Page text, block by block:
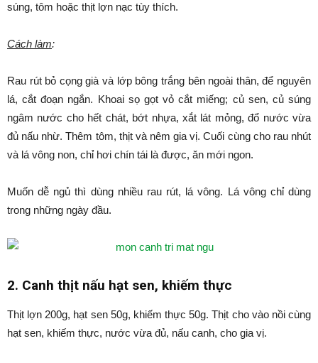
súng, tôm hoặc thịt lợn nạc tùy thích.
Cách làm:
Rau rút bỏ cọng già và lớp bông trắng bên ngoài thân, để nguyên
lá, cắt đoạn ngắn. Khoai sọ gọt vỏ cắt miếng; củ sen, củ súng
ngâm nước cho hết chát, bớt nhựa, xắt lát mỏng, đổ nước vừa
đủ nấu nhừ. Thêm tôm, thịt và nêm gia vị. Cuối cùng cho rau nhút
và lá vông non, chỉ hơi chín tái là được, ăn mới ngon.
Muốn dễ ngủ thì dùng nhiều rau rút, lá vông. Lá vông chỉ dùng
trong những ngày đầu.
2. Canh thịt nấu hạt sen, khiếm thực
Thịt lợn 200g, hạt sen 50g, khiếm thực 50g. Thịt cho vào nồi cùng
hạt sen, khiếm thực, nước vừa đủ, nấu canh, cho gia vị.